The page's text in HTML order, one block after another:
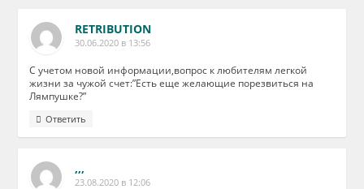
RETRIBUTION
30.06.2020 в 13:56
С учетом новой информации,вопрос к любителям легкой
жизни за чужой счет:”Есть еще желающие порезвиться на
Лямпушке?”
Ответить
,,,
23.08.2020 в 12:06